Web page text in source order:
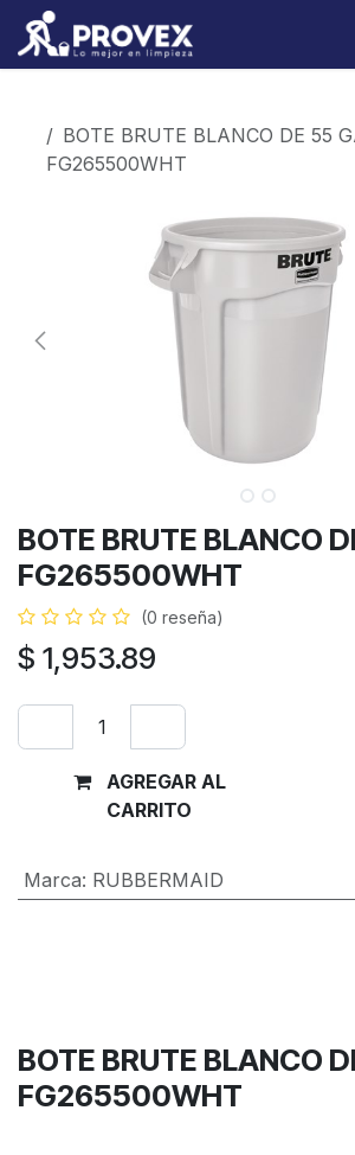
Ir al contenido
BOTE BRUTE BLANCO DE 55
FG265500WHT
BOTE BRUTE BLANCO
FG265500WHT
(0 reseña)
$ 1,953.89
AGREGAR AL
CARRITO
Marca: RUBBERMAID
BOTE BRUTE BLANCO
FG265500WHT